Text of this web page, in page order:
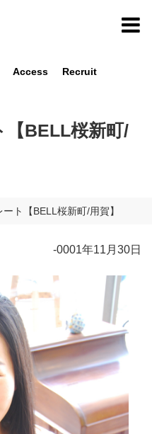
Access
Recruit
BELL桜新町/
ト【BELL桜新町/用賀】
-0001年11月30日